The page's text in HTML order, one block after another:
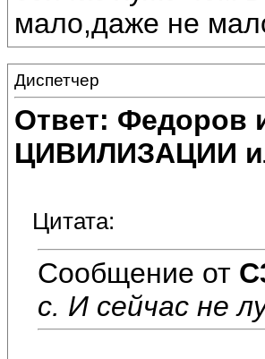
мало,даже не
Диспетчер
Ответ: Федоров
ЦИВИЛИЗАЦИИ
Цитата:
Сообщение от
с. И сейчас не